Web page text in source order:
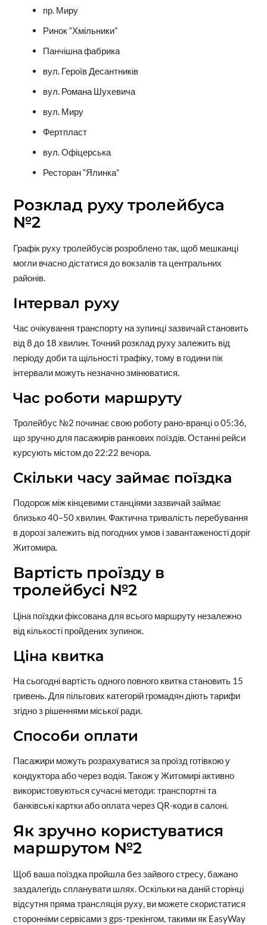
пр. Миру
Ринок “Хмільники”
Панчішна фабрика
вул. Героїв Десантників
вул. Романа Шухевича
вул. Миру
Фертпласт
вул. Офіцерська
Ресторан “Ялинка”
Розклад руху тролейбуса
№2
Графік руху тролейбусів розроблено так, щоб мешканці
могли вчасно дістатися до вокзалів та центральних
районів.
Інтервал руху
Час очікування транспорту на зупинці зазвичай становить
від 8 до 18 хвилин. Точний розклад руху залежить від
періоду доби та щільності трафіку, тому в години пік
інтервали можуть незначно змінюватися.
Час роботи маршруту
Тролейбус №2 починає свою роботу рано-вранці о 05:36,
що зручно для пасажирів ранкових поїздів. Останні рейси
курсують містом до 22:22 вечора.
Скільки часу займає поїздка
Подорож між кінцевими станціями зазвичай займає
близько 40–50 хвилин. Фактична тривалість перебування
в дорозі залежить від погодних умов і завантаженості доріг
Житомира.
Вартість проїзду в
тролейбусі №2
Ціна поїздки фіксована для всього маршруту незалежно
від кількості пройдених зупинок.
Ціна квитка
На сьогодні вартість одного повного квитка становить 15
гривень. Для пільгових категорій громадян діють тарифи
згідно з рішеннями міської ради.
Способи оплати
Пасажири можуть розрахуватися за проїзд готівкою у
кондуктора або через водія. Також у Житомирі активно
використовуються сучасні методи: транспортні та
банківські картки або оплата через QR-коди в салоні.
Як зручно користуватися
маршрутом №2
Щоб ваша поїздка пройшла без зайвого стресу, бажано
заздалегідь спланувати шлях. Оскільки на даній сторінці
відсутня пряма трансляція руху, ви можете скористатися
сторонніми сервісами з gps-трекінгом, такими як EasyWay